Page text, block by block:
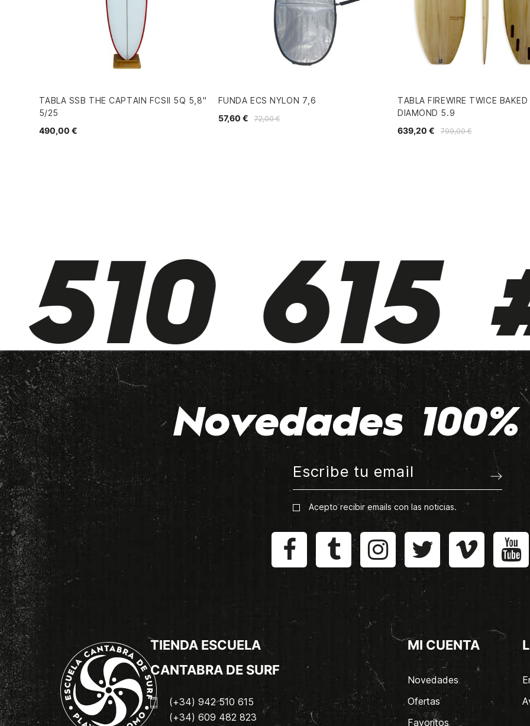
TABLA SSB THE CAPTAIN FCSII 5Q 5,8"
5/25
490,00 €
FUNDA ECS NYLON 7,6
72,00 €
57,60 €
TABLA FIREWIRE TWICE
DIAMOND 5.9
799,00 €
639,20 €
615
Novedades
Acepto recibir emails con las noticias.
TIENDA ESCUELA
CANTABRA DE SURF
(+34) 942 510 615
(+34) 609 482 823
MI CUENTA
Novedades
Ofertas
Favoritos